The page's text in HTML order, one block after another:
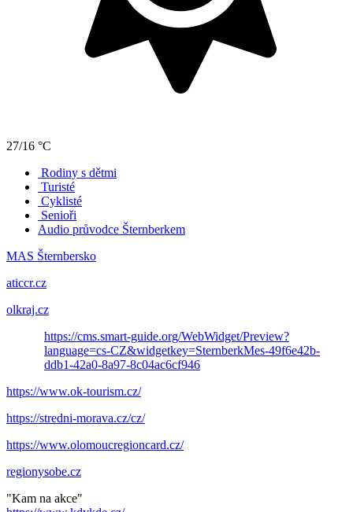
27/16 °C
Rodiny s dětmi
Turisté
Cyklisté
Senioři
Audio průvodce Šternberkem
MAS Šternbersko
aticcr.cz
olkraj.cz
https://cms.smart-guide.org/WebWidget/Preview?
language=cs-CZ&widgetkey=SternberkMes-49f6e42b-
ddb1-42a0-8a97-8c04ac6cf946
https://www.ok-tourism.cz/
https://stredni-morava.cz/cz/
https://www.olomoucregioncard.cz/
regionysobe.cz
"Kam na akce"